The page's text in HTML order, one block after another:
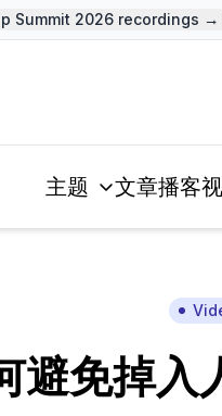
2026 recordings →
主题 文章播客
避免掉入